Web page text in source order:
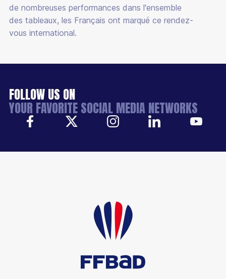
de nombreuses performances dans l'ensemble
des tableaux, les Français ont marqué ce rendez-
vous international.
FOLLOW US ON
YOUR FAVORITE SOCIAL MEDIA NETWORKS